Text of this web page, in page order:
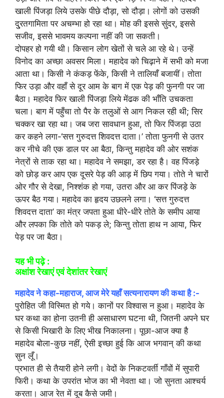
खाली पिंजड़ा लिये उसके पीछे दौड़ा, सो दौड़ा। लोगों को उसकी
दु्रतगामिता पर अचम्भा हो रहा था। मोह की इससे सुंदर, इससे
सजीव, इससे भावमय कल्पना नहीं की जा सकती।
दोपहर हो गयी थी। किसान लोग खेतों से चले आ रहे थे। उन्हें
विनोद का अच्छा अवसर मिला। महादेव को चिढ़ाने में सभी को मजा
आता था। किसी ने कंकड़ फेंके, किसी ने तालियाँ बजायीं। तोता
फिर उड़ा और वहाँ से दूर आम के बाग में एक पेड़ की फुनगी पर जा
बैठा। महादेव फिर खाली पिंजड़ा लिये मेंढक की भाँति उचकता
चला। बाग में पहुँचा तो पैर के तलुओं से आग निकल रही थी; सिर
चक्कर खा रहा था। जब जरा सावधान हुआ, तो फिर पिंजड़ा उठा
कर कहने लगा-‘सत्त गुरुदत्त शिवदत्त दाता।’ तोता फुनगी से उतर
कर नीचे की एक डाल पर आ बैठा, किन्तु महादेव की ओर सशंक
नेत्रों से ताक रहा था। महादेव ने समझा, डर रहा है। वह पिंजड़े
को छोड़ कर आप एक दूसरे पेड़ की आड़ में छिप गया। तोते ने चारों
ओर गौर से देखा, निश्शंक हो गया, उतरा और आ कर पिंजड़े के
ऊपर बैठ गया। महादेव का हृदय उछलने लगा। ‘सत्त गुरुदत्त
शिवदत्त दाता’ का मंत्र जपता हुआ धीरे-धीरे तोते के समीप आया
और लपका कि तोते को पकड़ ले; किन्तु तोता हाथ न आया, फिर
पेड़ पर जा बैठा।
यह भी पढ़े :
अक्षांश रेखाएं एवं देशांतर रेखाएं
महादेव ने कहा-महाराज, आज मेरे यहाँ सत्यनारायण की कथा है :-
पुरोहित जी विस्मित हो गये। कानों पर विश्वास न हुआ। महादेव के
घर कथा का होना उतनी ही असाधारण घटना थी, जितनी अपने घर
से किसी भिखारी के लिए भीख निकालना। पूछा-आज क्या है
महादेव बोला-कुछ नहीं, ऐसी इच्छा हुई कि आज भगवान् की कथा
सुन लूँ।
प्रभात ही से तैयारी होने लगी। वेदों के निकटवर्ती गाँवों में सुपारी
फिरी। कथा के उपरांत भोज का भी नेवता था। जो सुनता आश्चर्य
करता। आज रेत में दूब कैसे जमी।